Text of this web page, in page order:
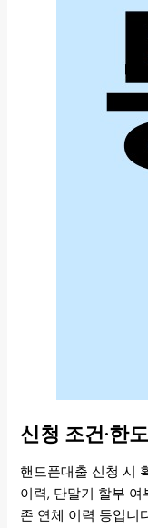
신청 조건·한
핸드폰대출 신청 시
이력, 단말기 할부 여
존 연체 이력 등입니